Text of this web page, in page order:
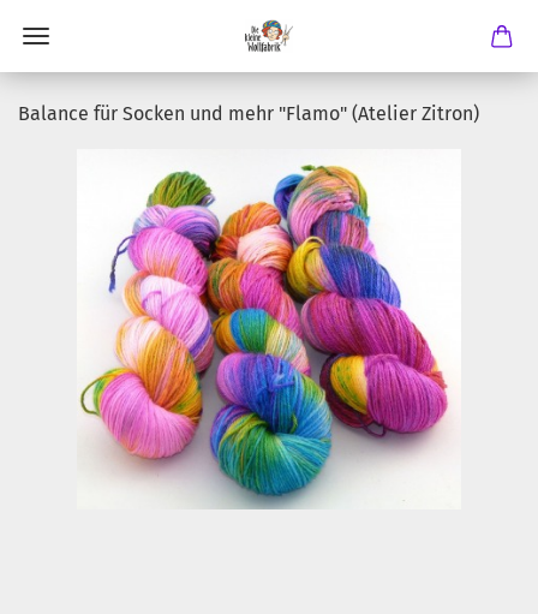
Balance für Socken und mehr "Flamo" (Atelier Zitron)